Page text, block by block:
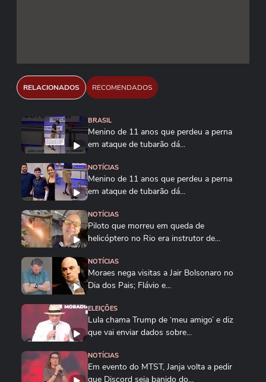
RELACIONADOS RECOMENDADOS
BRASIL
Menino de 11 anos que perdeu a perna
em ataque de tubarão dá...
NOTÍCIAS
Menino de 11 anos que perdeu a perna
em ataque de tubarão dá...
NOTÍCIAS
Piloto que morreu em queda de
helicóptero no Rio era instrutor de...
NOTÍCIAS
Moraes nega visitas a Jair Bolsonaro no
Dia dos Pais; Flávio e...
ELEIÇÕES
Lula chama Trump de ‘meu amigo’ e diz
que vai enviar dados sobre...
NOTÍCIAS
Em evento do MTST, Janja volta a pedir
que Discord seja banido do...